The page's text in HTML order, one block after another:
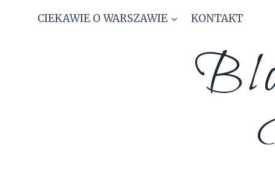
CIEKAWIE O WARSZAWIE KONTAKT